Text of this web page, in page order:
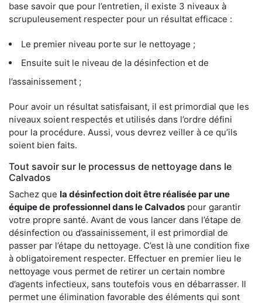
base savoir que pour l’entretien, il existe 3 niveaux à
scrupuleusement respecter pour un résultat efficace :
Le premier niveau porte sur le nettoyage ;
Ensuite suit le niveau de la désinfection et de
l’assainissement ;
Pour avoir un résultat satisfaisant, il est primordial que les
niveaux soient respectés et utilisés dans l’ordre défini
pour la procédure. Aussi, vous devrez veiller à ce qu’ils
soient bien faits.
Tout savoir sur le processus de nettoyage dans le
Calvados
Sachez que la désinfection doit être réalisée par une
équipe de professionnel dans le Calvados pour garantir
votre propre santé. Avant de vous lancer dans l’étape de
désinfection ou d’assainissement, il est primordial de
passer par l’étape du nettoyage. C’est là une condition fixe
à obligatoirement respecter. Effectuer en premier lieu le
nettoyage vous permet de retirer un certain nombre
d’agents infectieux, sans toutefois vous en débarrasser. Il
permet une élimination favorable des éléments qui sont